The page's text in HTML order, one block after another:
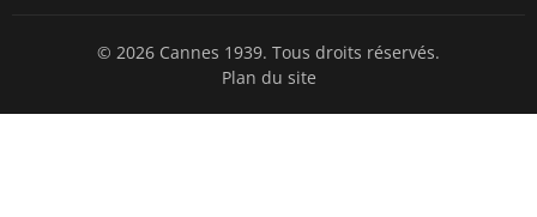
© 2026 Cannes 1939. Tous droits réservés.
Plan du site